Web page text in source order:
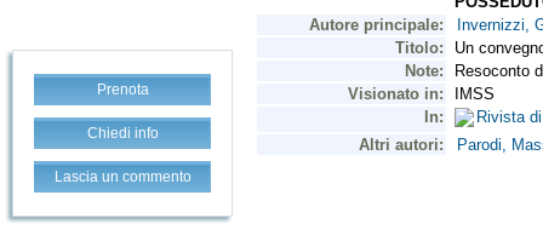
Prenota
Chiedi info
Lascia un commento